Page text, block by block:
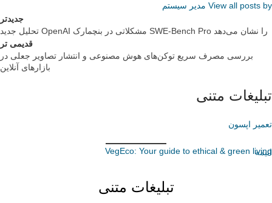
View all posts by مدیر سیستم
جدیدتر
تحلیل جدید OpenAI مشکلاتی در بنچمارک SWE-Bench Pro را نشان می‌دهد
قدیمی تر
بررسی مصرف سریع توکن‌های هوش مصنوعی و انتشار تصاویر جعلی در
بازارهای آنلاین
تبلیغات متنی
تعمیر اپسون
VegEco: Your guide to ethical & green living
انیمه
تبلیغات متنی